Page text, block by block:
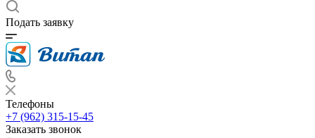
Подать заявку
Телефоны
+7 (962) 315-15-45
Заказать звонок